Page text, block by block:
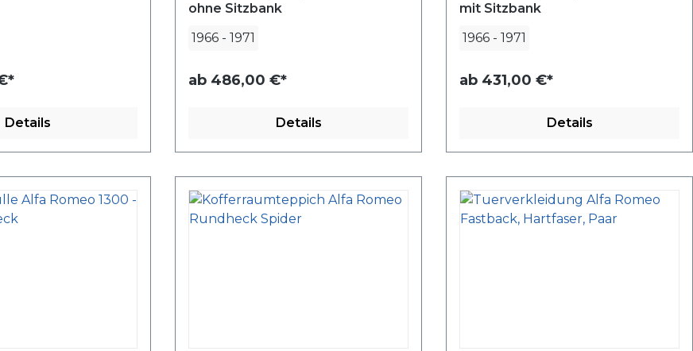
Details
ohne Sitzbank
1966 - 1971
ab 486,00 €*
Details
mit Sitzbank
1966 - 1971
ab 431,00 €*
Details